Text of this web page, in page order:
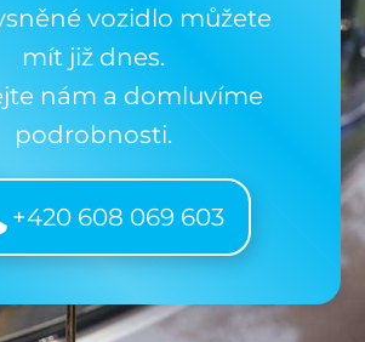
vozidlo můžete
mít již dnes.
nám a domluvíme
podrobnosti.
+420 608 069 603